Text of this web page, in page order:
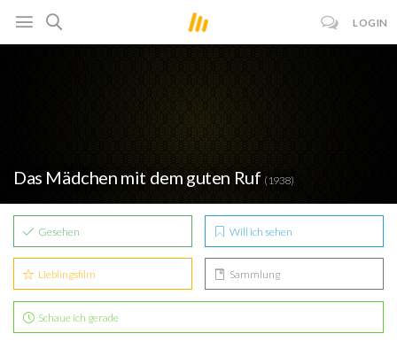
LOGIN
Das Mädchen mit dem guten Ruf (1938)
Gesehen Will ich sehen
Lieblingsfilm Sammlung
Schaue ich gerade